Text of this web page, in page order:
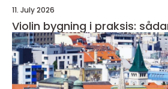
11. July 2026
Violin bygning i praksis: